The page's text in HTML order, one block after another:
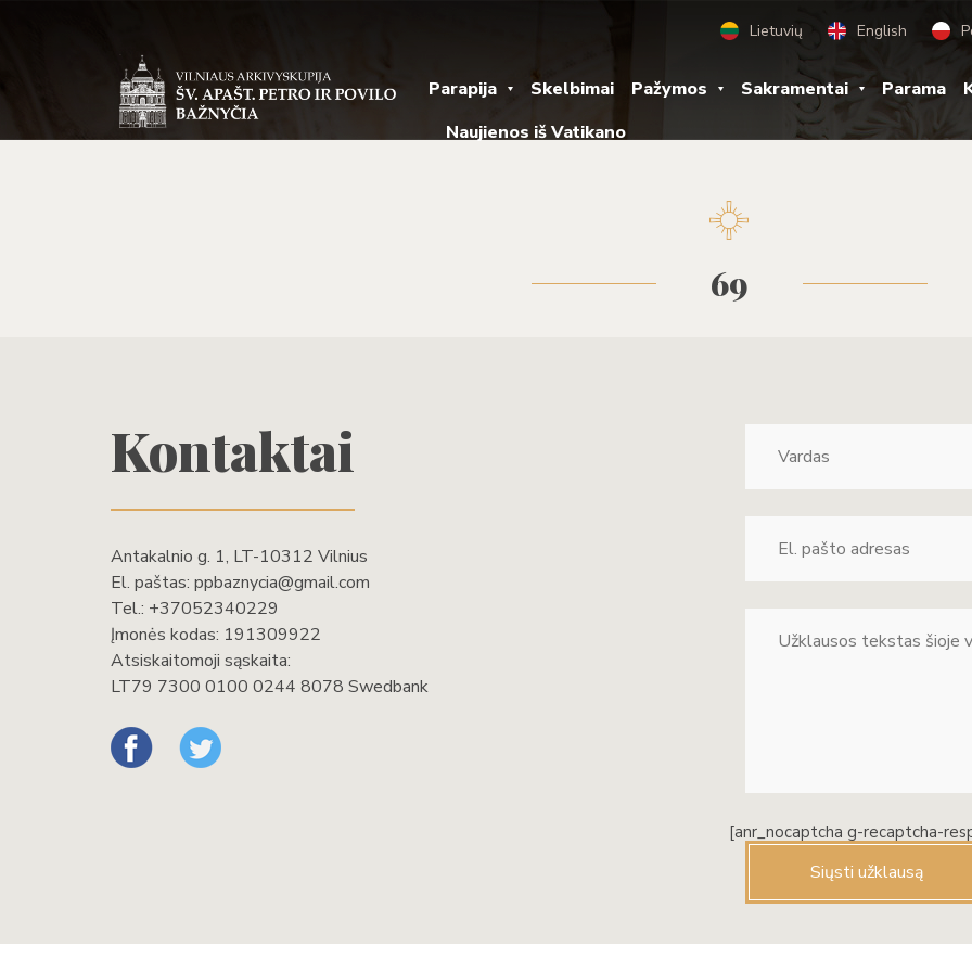
Lietuvių English
Parapija Skelbimai Pažymos Sakramentai Parama
Naujienos iš Vatikano
69
Kontaktai
Antakalnio g. 1, LT-10312 Vilnius
El. paštas: ppbaznycia@gmail.com
Tel.: +37052340229
Įmonės kodas: 191309922
Atsiskaitomoji sąskaita:
LT79 7300 0100 0244 8078 Swedbank
[anr_nocaptcha g-recaptcha-